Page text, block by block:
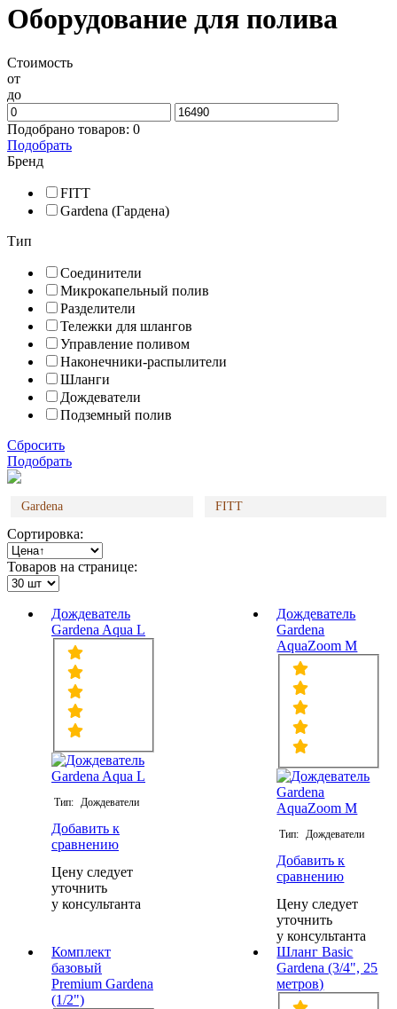
Оборудование для полива
Стоимость
от
до
Подобрано товаров: 0
Подобрать
Бренд
FITT
Gardena (Гардена)
Тип
Соединители
Микрокапельный полив
Разделители
Тележки для шлангов
Управление поливом
Наконечники-распылители
Шланги
Дождеватели
Подземный полив
Сбросить
Подобрать
Gardena FITT
Сортировка:
Товаров на странице:
Дождеватель
Gardena Aqua L
Тип: Дождеватели
Добавить к
сравнению
Цену следует
уточнить
у консультанта
Дождеватель
Gardena
AquaZoom M
Тип: Дождеватели
Добавить к
сравнению
Цену следует
уточнить
у консультанта
Комплект
базовый
Premium Gardena
(1/2")
Шланг Basic
Gardena (3/4", 25
метров)